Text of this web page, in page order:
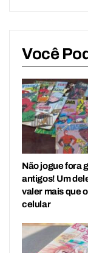
Você
Não jogue fora
antigos! Um
valer mais que
celular